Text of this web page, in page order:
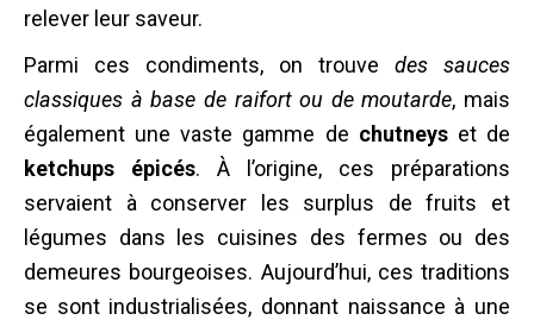
relever leur saveur.
Parmi ces condiments, on trouve des sauces
classiques à base de raifort ou de moutarde, mais
également une vaste gamme de chutneyset de
ketchups épicés. À l’origine, ces préparations
servaient à conserver les surplus de fruits et
légumes dans les cuisines des fermes ou des
demeures bourgeoises. Aujourd’hui, ces traditions
se sont industrialisées, donnant naissance à une